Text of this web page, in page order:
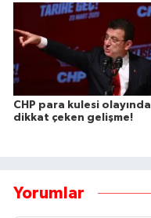
CHP para kulesi olayında
dikkat çeken gelişme!
Yorumlar